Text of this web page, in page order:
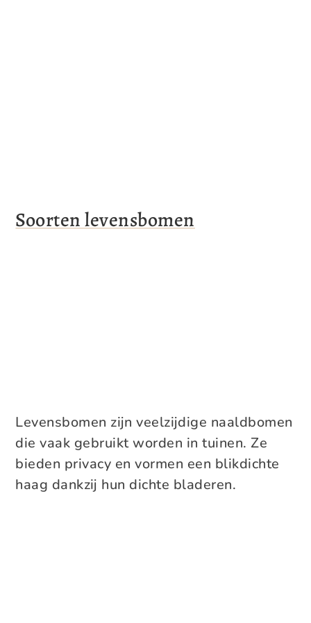
Soorten levensbomen
Levensbomen zijn veelzijdige naaldbomen
die vaak gebruikt worden in tuinen. Ze
bieden privacy en vormen een blikdichte
haag dankzij hun dichte bladeren.